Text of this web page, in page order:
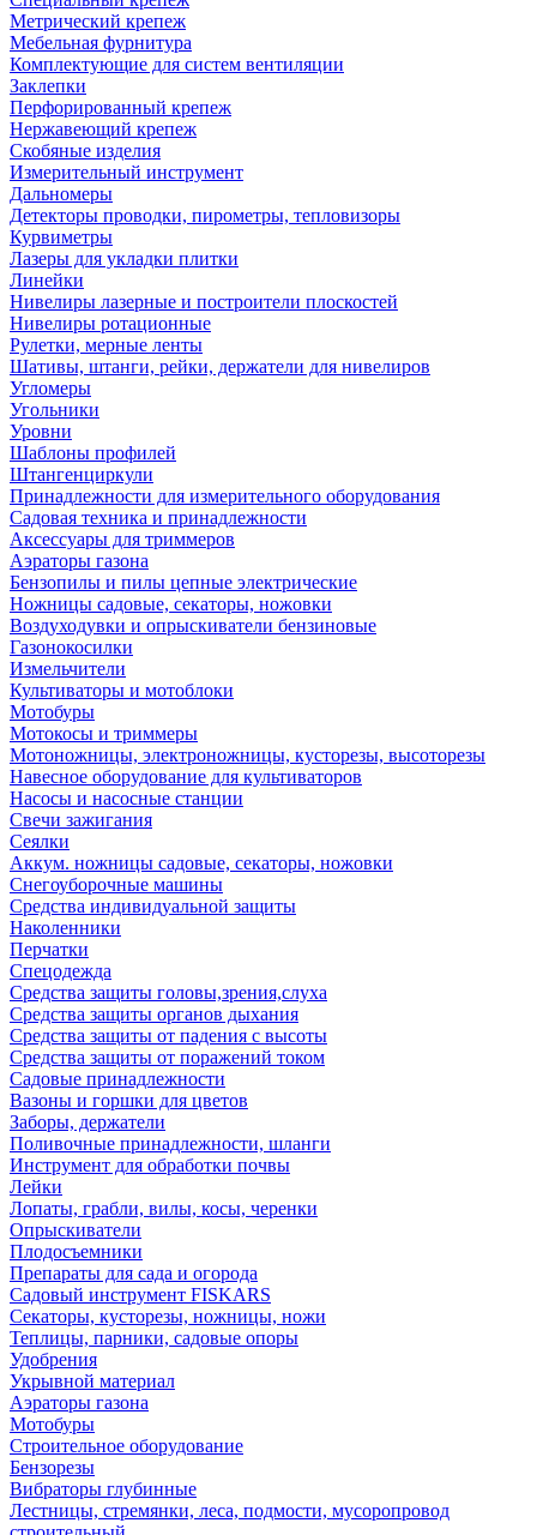
Метрический крепеж
Мебельная фурнитура
Комплектующие для систем вентиляции
Заклепки
Перфорированный крепеж
Нержавеющий крепеж
Скобяные изделия
Измерительный инструмент
Дальномеры
Детекторы проводки, пирометры, тепловизоры
Курвиметры
Лазеры для укладки плитки
Линейки
Нивелиры лазерные и построители плоскостей
Нивелиры ротационные
Рулетки, мерные ленты
Шативы, штанги, рейки, держатели для нивелиров
Угломеры
Угольники
Уровни
Шаблоны профилей
Штангенциркули
Принадлежности для измерительного оборудования
Садовая техника и принадлежности
Аксессуары для триммеров
Аэраторы газона
Бензопилы и пилы цепные электрические
Ножницы садовые, секаторы, ножовки
Воздуходувки и опрыскиватели бензиновые
Газонокосилки
Измельчители
Культиваторы и мотоблоки
Мотобуры
Мотокосы и триммеры
Мотоножницы, электроножницы, кусторезы, высоторезы
Навесное оборудование для культиваторов
Насосы и насосные станции
Свечи зажигания
Сеялки
Аккум. ножницы садовые, секаторы, ножовки
Снегоуборочные машины
Средства индивидуальной защиты
Наколенники
Перчатки
Спецодежда
Средства защиты головы,зрения,слуха
Средства защиты органов дыхания
Средства защиты от падения с высоты
Средства защиты от поражений током
Садовые принадлежности
Вазоны и горшки для цветов
Заборы, держатели
Поливочные принадлежности, шланги
Инструмент для обработки почвы
Лейки
Лопаты, грабли, вилы, косы, черенки
Опрыскиватели
Плодосъемники
Препараты для сада и огорода
Садовый инструмент FISKARS
Секаторы, кусторезы, ножницы, ножи
Теплицы, парники, садовые опоры
Удобрения
Укрывной материал
Аэраторы газона
Мотобуры
Строительное оборудование
Бензорезы
Вибраторы глубинные
Лестницы, стремянки, леса, подмости, мусоропровод